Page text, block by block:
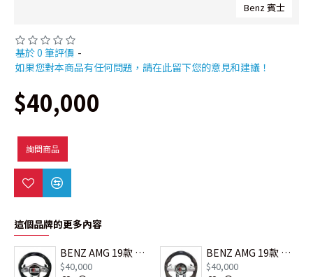
Benz 賓士
基於 0 筆評價 -
如果您對本商品有任何問題，請在此留下您的意見和建議！
$40,000
詢問商品
這個品牌的更多內容
BENZ AMG 19款 智慧競技型 LED 左右透氣皮 握把卡夢 變形蟲方向盤 銀 (黃線)
$40,000
BENZ AMG 19款 智慧競技型 LED 左右麂皮 握把卡夢 變形蟲方向盤 銀 (紅線)
$40,000